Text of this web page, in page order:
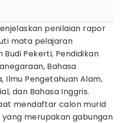
penilaian rapor
mata pelajaran
Budi Pekerti, Pendidikan
Bahasa
Ilmu Pengetahuan Alam,
dan Bahasa Inggris.
mendaftar calon murid
merupakan gabungan